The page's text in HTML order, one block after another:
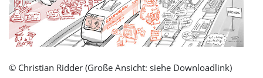
© Christian Ridder (Große Ansicht: siehe Downloadlink)